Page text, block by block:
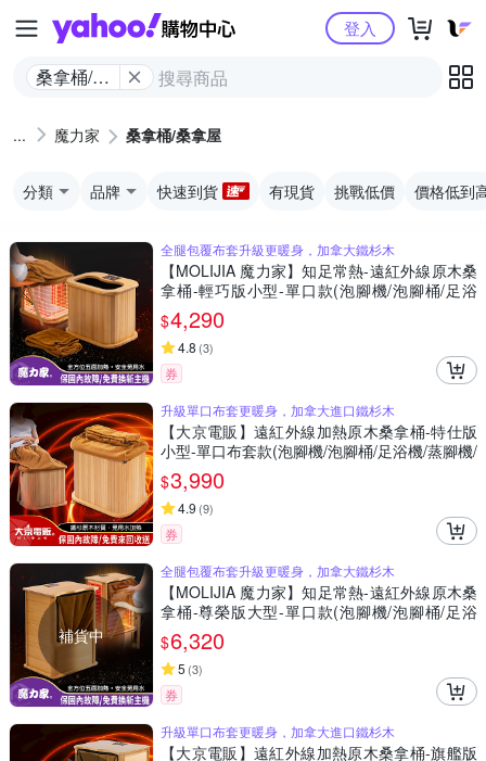
Yahoo購物中心
桑拿桶/桑
登入
魔力家 桑拿桶/桑拿屋
分類 品牌 快速到貨 有現貨 挑戰低價 價格低到
全腿包覆布套升級更暖身，加拿大鐵杉木
【MOLIJIA 魔力家】知足常熱-遠紅外線原木桑
拿桶-輕巧版小型-單口款(泡腳機/泡腳桶/足浴
機/蒸腳機/烘腳機/暖腳機)
$4,290
4.8 (3)
券
升級單口布套更暖身，加拿大進口鐵杉木
【大京電販】遠紅外線加熱原木桑拿桶-特仕版
小型-單口布套款(泡腳機/泡腳桶/足浴機/蒸腳機/
烘腳機/暖腳機)
$3,990
4.9 (9)
券
補貨中
全腿包覆布套升級更暖身，加拿大鐵杉木
【MOLIJIA 魔力家】知足常熱-遠紅外線原木桑
拿桶-尊榮版大型-單口款(泡腳機/泡腳桶/足浴
機/蒸腳機/烘腳機/暖腳機)
$6,320
5 (3)
券
升級單口布套更暖身，加拿大進口鐵杉木
【大京電販】遠紅外線加熱原木桑拿桶-旗艦版